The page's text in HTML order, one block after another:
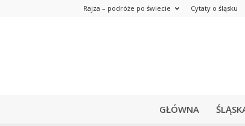
Rajza – podróże po świecie Cytaty o śląsku
GŁÓWNA